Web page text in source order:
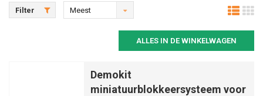
Filter
Meest
ALLES IN DE WINKELWAGEN
Demokit
miniatuurblokkeersysteem voor